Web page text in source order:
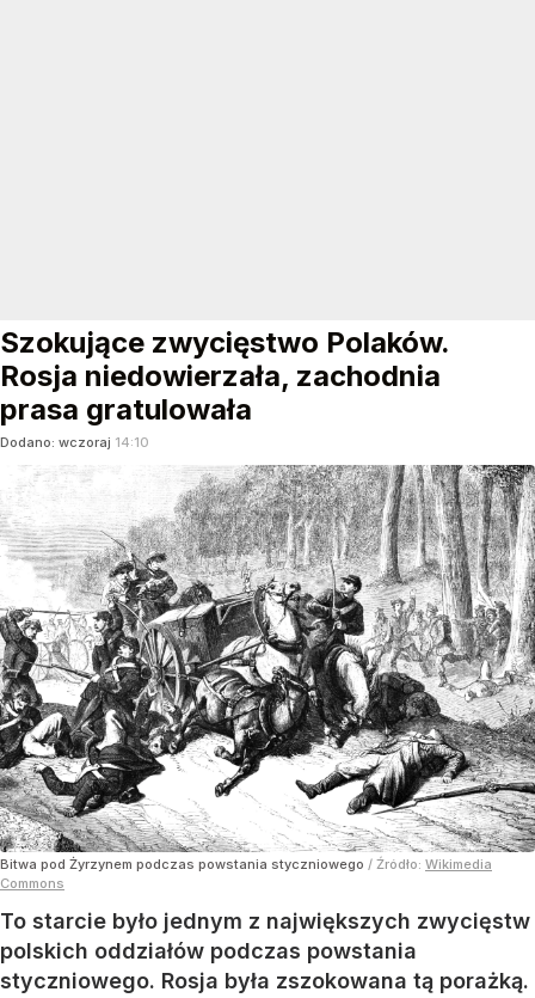
Szokujące zwycięstwo Polaków.
Rosja niedowierzała, zachodnia
prasa gratulowała
Dodano: wczoraj 14:10
Bitwa pod Żyrzynem podczas powstania styczniowego / Źródło: Wikimedia
Commons
To starcie było jednym z największych zwycięstw
polskich oddziałów podczas powstania
styczniowego. Rosja była zszokowana tą porażką.